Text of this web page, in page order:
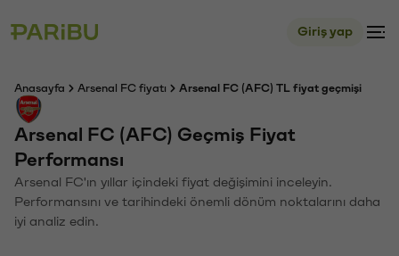
Giriş yap
Anasayfa Arsenal FC fiyatı Arsenal FC (AFC) TL fiyat geçmişi
Arsenal FC (AFC) Geçmiş Fiyat
Performansı
Arsenal FC'ın yıllar içindeki fiyat değişimini inceleyin.
Performansını ve tarihindeki önemli dönüm noktalarını daha
iyi analiz edin.